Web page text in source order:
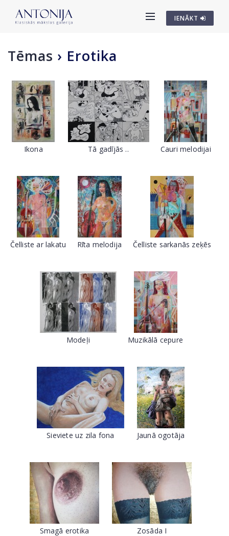
IENĀKT
Tēmas › Erotika
Ikona Tā gadījās .. Cauri melodijai
Čelliste ar lakatu Rīta melodija Čelliste sarkanās zeķēs
Modeļi Muzikālā cepure
Sieviete uz zila fona Jaunā ogotāja
Smagā erotika Zosāda I